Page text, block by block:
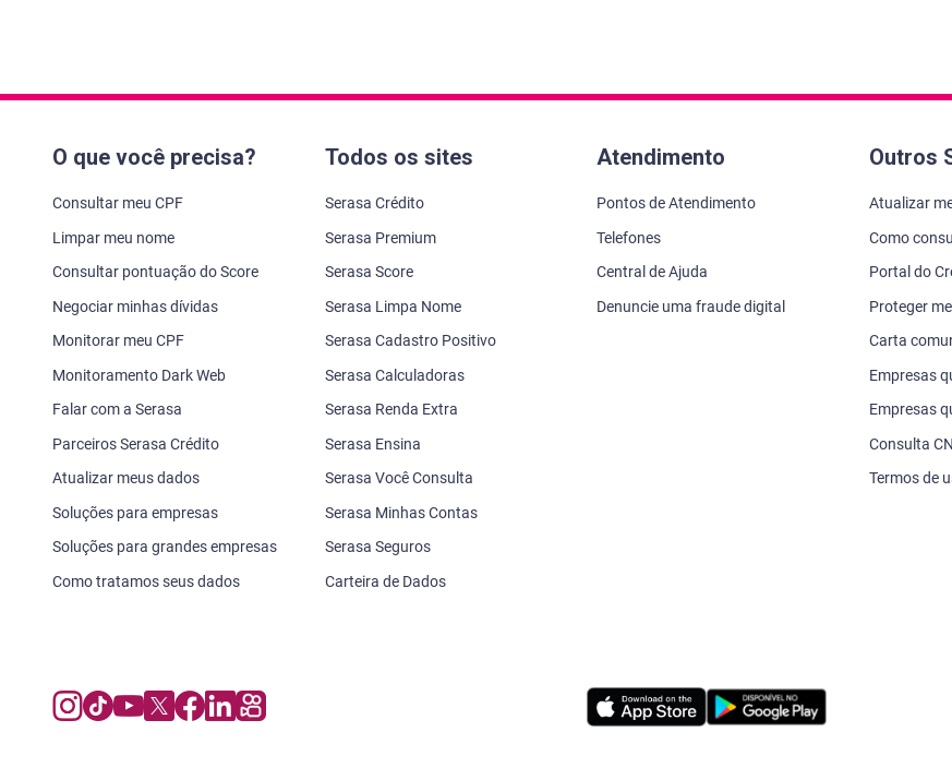
O que você precisa?
Consultar meu CPF
Limpar meu nome
Consultar pontuação do Score
Negociar minhas dívidas
Monitorar meu CPF
Monitoramento Dark Web
Falar com a Serasa
Parceiros Serasa Crédito
Atualizar meus dados
Soluções para empresas
Soluções para grandes empresas
Como tratamos seus dados
Todos os sites
Serasa Crédito
Serasa Premium
Serasa Score
Serasa Limpa Nome
Serasa Cadastro Positivo
Serasa Calculadoras
Serasa Renda Extra
Serasa Ensina
Serasa Você Consulta
Serasa Minhas Contas
Serasa Seguros
Carteira de Dados
Atendimento
Pontos de Atendimento
Telefones
Central de Ajuda
Denuncie uma fraude digital
Outros
Atualizar
Como
Portal do
Proteger
Carta
Empresas
Empresas
Consulta
Termos de